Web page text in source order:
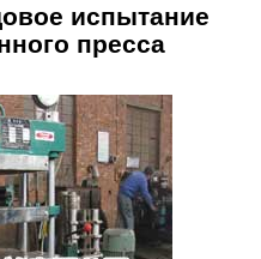
испытание
пресса